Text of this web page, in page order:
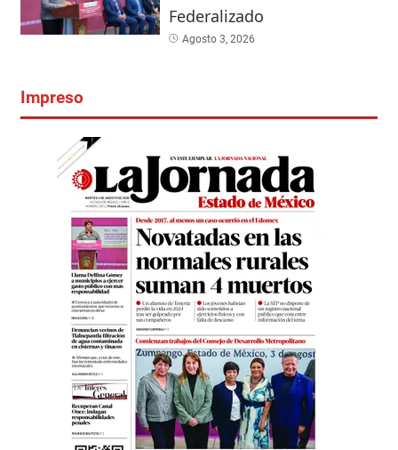
Federalizado
Agosto 3, 2026
Impreso